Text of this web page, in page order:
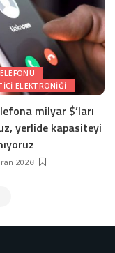
ELEKTRONIĞI
milyar $’ları
yerlide kapasiteyi
2026